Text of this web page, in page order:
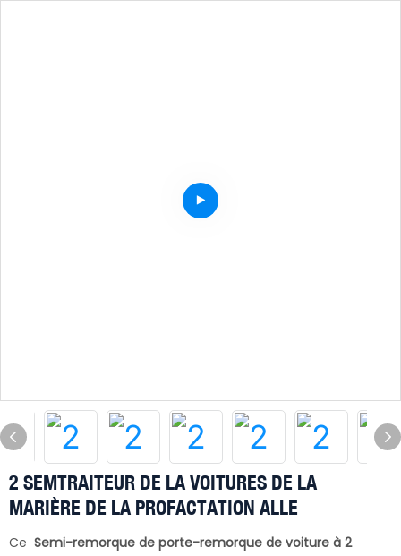
2 SEMTRAITEUR DE LA VOITURES DE LA
MARIÈRE DE LA PROFACTATION ALLE
Ce Semi-remorque de porte-remorque de voiture à 2